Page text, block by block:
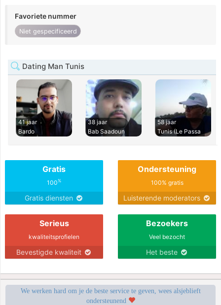
Favoriete nummer
Niet gespecificeerd
Dating Man Tunis
41 jaar
Bardo
38 jaar
Bab Saadoun
58 jaar
Tunis (Le Passa
Gratis
100%
Gratis diensten
Ondersteuning
100% gratis
Luisterende moderators
Serieus
kwaliteitsprofielen
Bevestigde kwaliteit
Bezoekers
Veel bezocht
Het beste
We werken hard om je de beste service te geven, wees alsjeblieft
ondersteunend